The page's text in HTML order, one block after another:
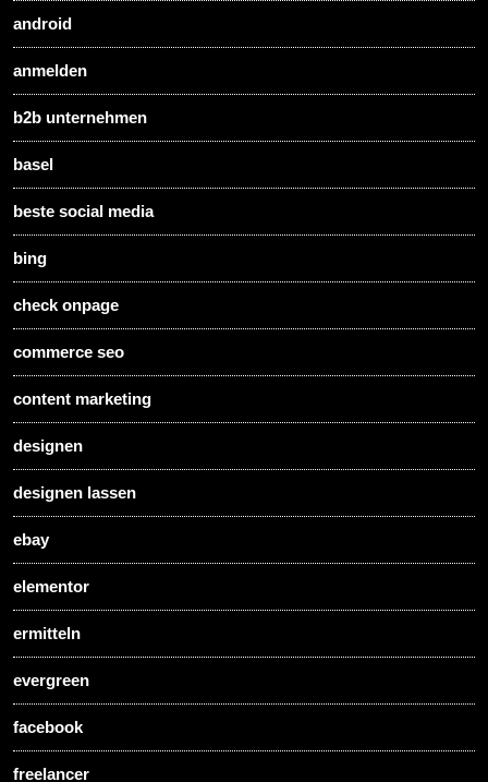
android
anmelden
b2b unternehmen
basel
beste social media
bing
check onpage
commerce seo
content marketing
designen
designen lassen
ebay
elementor
ermitteln
evergreen
facebook
freelancer